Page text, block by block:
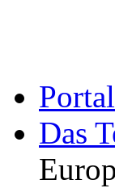
Portal
Das